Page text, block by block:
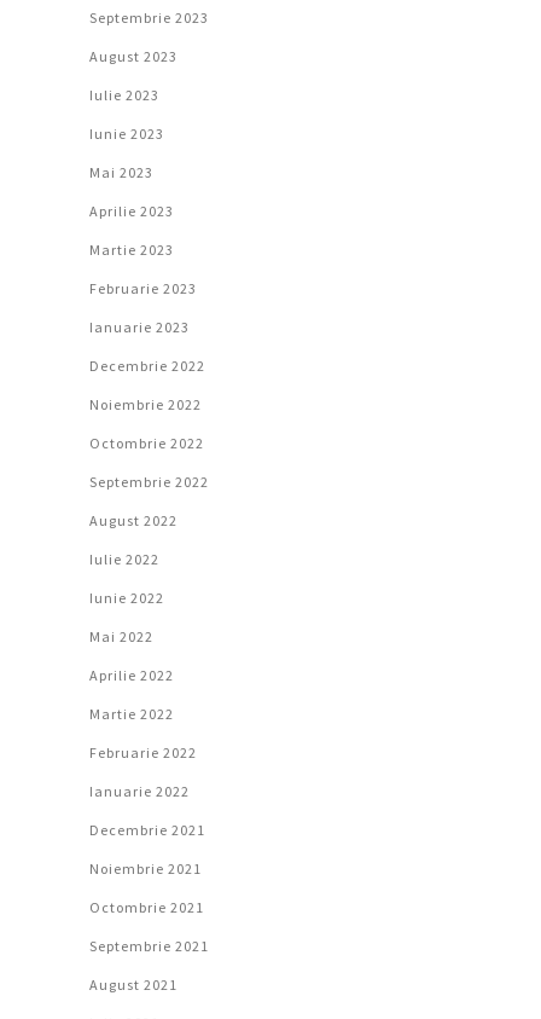
Septembrie 2023
August 2023
Iulie 2023
Iunie 2023
Mai 2023
Aprilie 2023
Martie 2023
Februarie 2023
Ianuarie 2023
Decembrie 2022
Noiembrie 2022
Octombrie 2022
Septembrie 2022
August 2022
Iulie 2022
Iunie 2022
Mai 2022
Aprilie 2022
Martie 2022
Februarie 2022
Ianuarie 2022
Decembrie 2021
Noiembrie 2021
Octombrie 2021
Septembrie 2021
August 2021